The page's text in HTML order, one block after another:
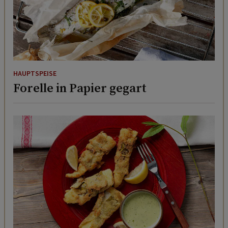
HAUPTSPEISE
Forelle in Papier gegart